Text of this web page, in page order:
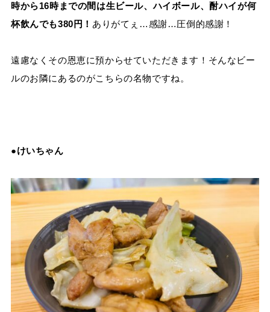
時から16時までの間は生ビール、ハイボール、酎ハイが何
杯飲んでも380円！ ありがてぇ…感謝…圧倒的感謝！
遠慮なくその恩恵に預からせていただきます！そんなビー
ルのお隣にあるのがこちらの名物ですね。
●けいちゃん